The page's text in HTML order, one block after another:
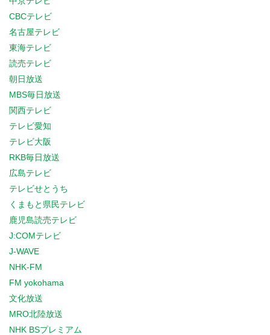
CBCテレビ
名古屋テレビ
東海テレビ
読売テレビ
朝日放送
MBS毎日放送
関西テレビ
テレビ愛知
テレビ大阪
RKB毎日放送
広島テレビ
テレビせとうち
くまもと県民テレビ
鹿児島読売テレビ
J:COMテレビ
J-WAVE
NHK-FM
FM yokohama
文化放送
MRO北陸放送
NHK BSプレミアム